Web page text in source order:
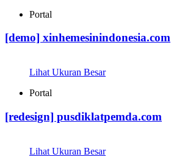
Portal
[demo] xinhemesinindonesia.com
Lihat Ukuran Besar
Portal
[redesign] pusdiklatpemda.com
Lihat Ukuran Besar